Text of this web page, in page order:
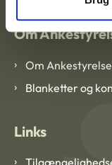
Om
Om
Blanketter og
Links